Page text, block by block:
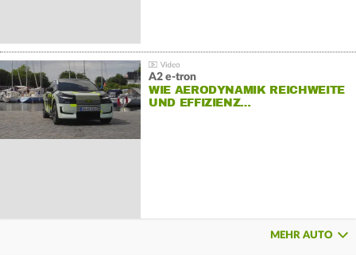
A2 e-tron
WIE AERODYNAMIK REICHWEITE
UND EFFIZIENZ…
MEHR AUTO